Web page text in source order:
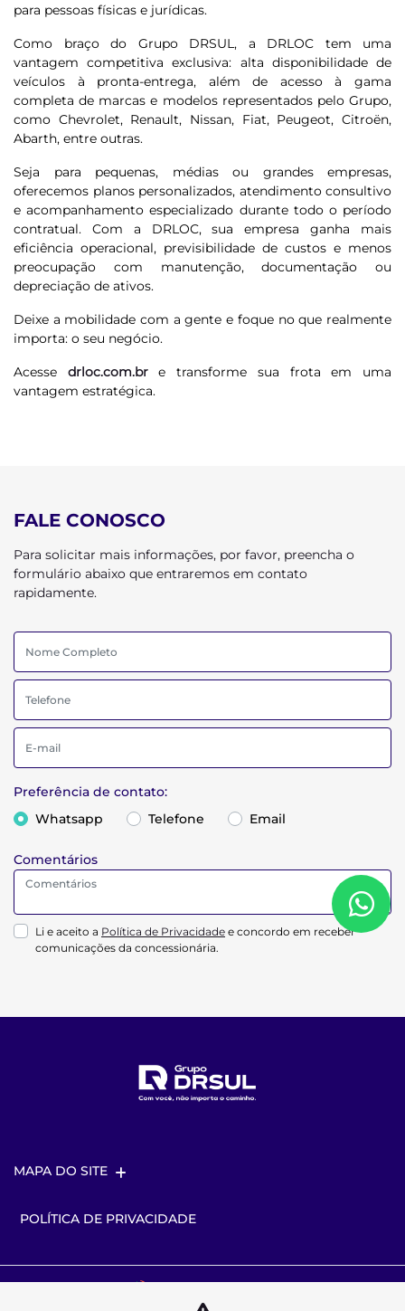
para pessoas físicas e jurídicas.
Como braço do Grupo DRSUL, a DRLOC tem uma
vantagem competitiva exclusiva: alta disponibilidade de
veículos à pronta-entrega, além de acesso à gama
completa de marcas e modelos representados pelo Grupo,
como Chevrolet, Renault, Nissan, Fiat, Peugeot, Citroën,
Abarth, entre outras.
Seja para pequenas, médias ou grandes empresas,
oferecemos planos personalizados, atendimento consultivo
e acompanhamento especializado durante todo o período
contratual. Com a DRLOC, sua empresa ganha mais
eficiência operacional, previsibilidade de custos e menos
preocupação com manutenção, documentação ou
depreciação de ativos.
Deixe a mobilidade com a gente e foque no que realmente
importa: o seu negócio.
Acesse drloc.com.br
e transforme sua frota em uma
vantagem estratégica.
FALE CONOSCO
Para solicitar mais informações, por favor, preencha o
formulário abaixo que entraremos em contato
rapidamente.
Preferência de contato:
Whatsapp
Telefone Email
Comentários
Li e aceito a Política de Privacidade e concordo em receber
comunicações da concessionária.
MAPA DO SITE
POLÍTICA DE PRIVACIDADE